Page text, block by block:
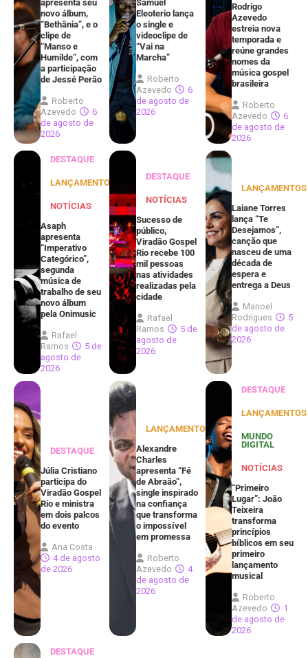
apresenta seu
novo álbum,
“Bethânia”, e o
clipe de
“Manso e
Humilde”, com
a participação
de Jessé Perão
Roberto
Azevedo
6
de agosto de
2026
Samuel
Eleoterio lança
o single e
videoclipe de
“Vai na
Marcha”
Roberto
Azevedo
6
de agosto de
2026
Rodrigo
Azevedo
estreia nova
temporada e
reúne grandes
nomes da
música gospel
brasileira
Roberto
Azevedo
6
de agosto de
2026
DESTAQUE
LANÇAMENTOS
NOTÍCIAS
Asaph
apresenta
“Imperativo
Categórico”,
segunda
música de
trabalho de seu
novo álbum
pela Onimusic
Rafael
Ramos
5 de
agosto de
2026
DESTAQUE
NOTÍCIAS
Sucesso de
público,
Viradão Gospel
Rio recebe 100
mil pessoas
nas atividades
realizadas pela
cidade
Rafael
Ramos
5 de
agosto de
2026
LANÇAMENTOS
Laiane Torres
lança “Te
Desejamos”,
canção que
nasceu de uma
década de
espera e
entrega a Deus
Manoel
Rodrigues
5
de agosto de
2026
DESTAQUE
Júlia Cristiano
participa do
Viradão Gospel
Rio e ministra
em dois palcos
do evento
Ana Costa
4 de agosto
de 2026
LANÇAMENTOS
Alexandre
Charles
apresenta “Fé
de Abraão”,
single inspirado
na confiança
que transforma
o impossível
em promessa
Roberto
Azevedo
4
de agosto de
2026
DESTAQUE
LANÇAMENTOS
MUNDO
DIGITAL
NOTÍCIAS
“Primeiro
Lugar”: João
Teixeira
transforma
princípios
bíblicos em seu
primeiro
lançamento
musical
Roberto
Azevedo
1
de agosto de
2026
DESTAQUE